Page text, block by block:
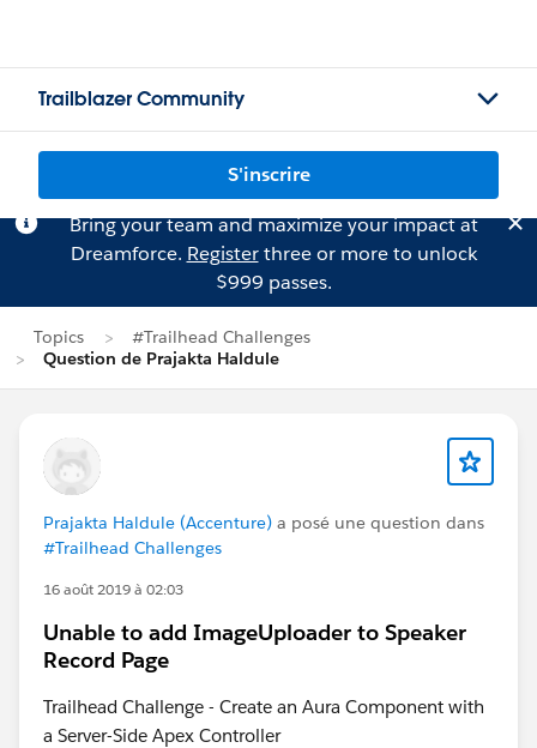
Trailblazer Community
S'inscrire
Bring your team and maximize your impact at
Dreamforce. Registerthree or more to unlock
$999 passes.
Topics
#Trailhead Challenges
Question de Prajakta Haldule
Prajakta Haldule (Accenture) a posé une question dans
#Trailhead Challenges
16 août 2019 à 02:03
Unable to add ImageUploader to Speaker
Record Page
Trailhead Challenge - Create an Aura Component with
a Server-Side Apex Controller